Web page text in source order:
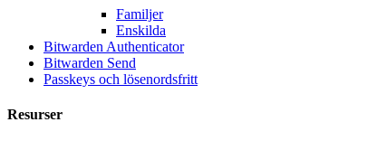
Familjer
Enskilda
Bitwarden Authenticator
Bitwarden Send
Passkeys och lösenordsfritt
Resurser